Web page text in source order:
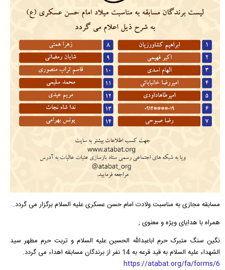
مسابقه مجازی به مناسبت ولادت امام حسن عسکری علیه السلام برگزار می گردد.
همراه با هدایای ویژه و معنوی ;
نگین سنگ متبرک حرم اباعبدالله الحسین علیه السلام و تربت حرم مطهر سید
الشهداء علیه السلام به قید قرعه به 14 نفر از برندگان مسابقه اهداء می گردد.
https://atabat.org/fa/forms/6